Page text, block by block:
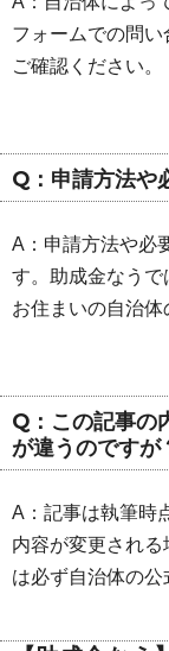
フォームでの問
ご確認ください。
Q：申請方法や
A：申請方法や必
す。助成金なう
お住まいの自治体
Q：この記事の
が違うのですが
A：記事は執筆時
内容が変更され
は必ず自治体の公